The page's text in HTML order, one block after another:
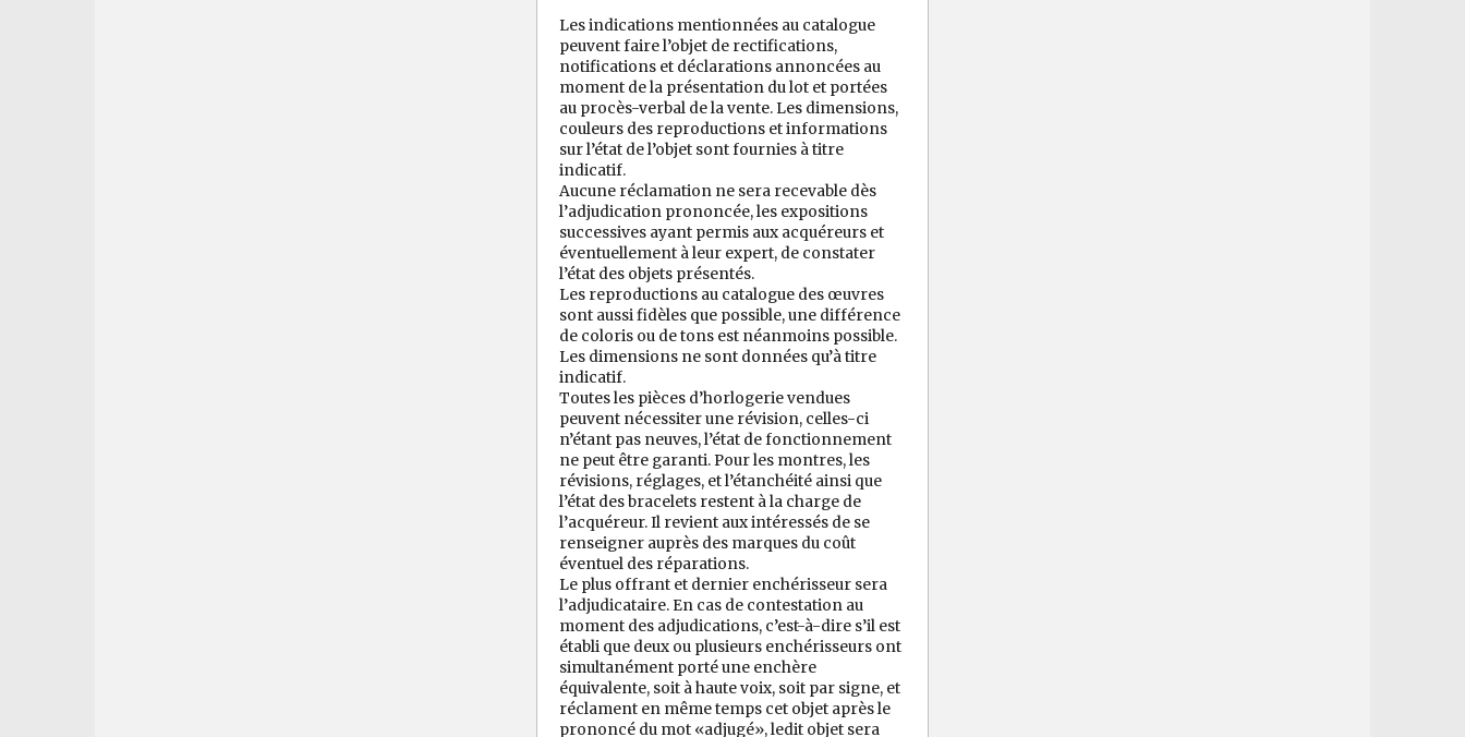
Les indications mentionnées au catalogue
peuvent faire l’objet de rectifications,
notifications et déclarations annoncées au
moment de la présentation du lot et portées
au procès-verbal de la vente. Les dimensions,
couleurs des reproductions et informations
sur l’état de l’objet sont fournies à titre
indicatif.
Aucune réclamation ne sera recevable dès
l’adjudication prononcée, les expositions
successives ayant permis aux acquéreurs et
éventuellement à leur expert, de constater
l’état des objets présentés.
Les reproductions au catalogue des œuvres
sont aussi fidèles que possible, une différence
de coloris ou de tons est néanmoins possible.
Les dimensions ne sont données qu’à titre
indicatif.
Toutes les pièces d’horlogerie vendues
peuvent nécessiter une révision, celles-ci
n’étant pas neuves, l’état de fonctionnement
ne peut être garanti. Pour les montres, les
révisions, réglages, et l’étanchéité ainsi que
l’état des bracelets restent à la charge de
l’acquéreur. Il revient aux intéressés de se
renseigner auprès des marques du coût
éventuel des réparations.
Le plus offrant et dernier enchérisseur sera
l’adjudicataire. En cas de contestation au
moment des adjudications, c’est-à-dire s’il est
établi que deux ou plusieurs enchérisseurs ont
simultanément porté une enchère
équivalente, soit à haute voix, soit par signe, et
réclament en même temps cet objet après le
prononcé du mot «adjugé», ledit objet sera